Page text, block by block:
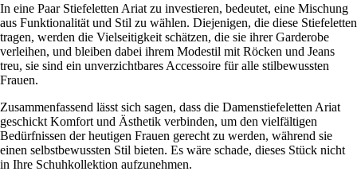
In eine Paar Stiefeletten Ariat zu investieren, bedeutet, eine Mischung
aus Funktionalität und Stil zu wählen. Diejenigen, die diese Stiefeletten
tragen, werden die Vielseitigkeit schätzen, die sie ihrer Garderobe
verleihen, und bleiben dabei ihrem Modestil mit Röcken und Jeans
treu, sie sind ein unverzichtbares Accessoire für alle stilbewussten
Frauen.
Zusammenfassend lässt sich sagen, dass die Damenstiefeletten Ariat
geschickt Komfort und Ästhetik verbinden, um den vielfältigen
Bedürfnissen der heutigen Frauen gerecht zu werden, während sie
einen selbstbewussten Stil bieten. Es wäre schade, dieses Stück nicht
in Ihre Schuhkollektion aufzunehmen.